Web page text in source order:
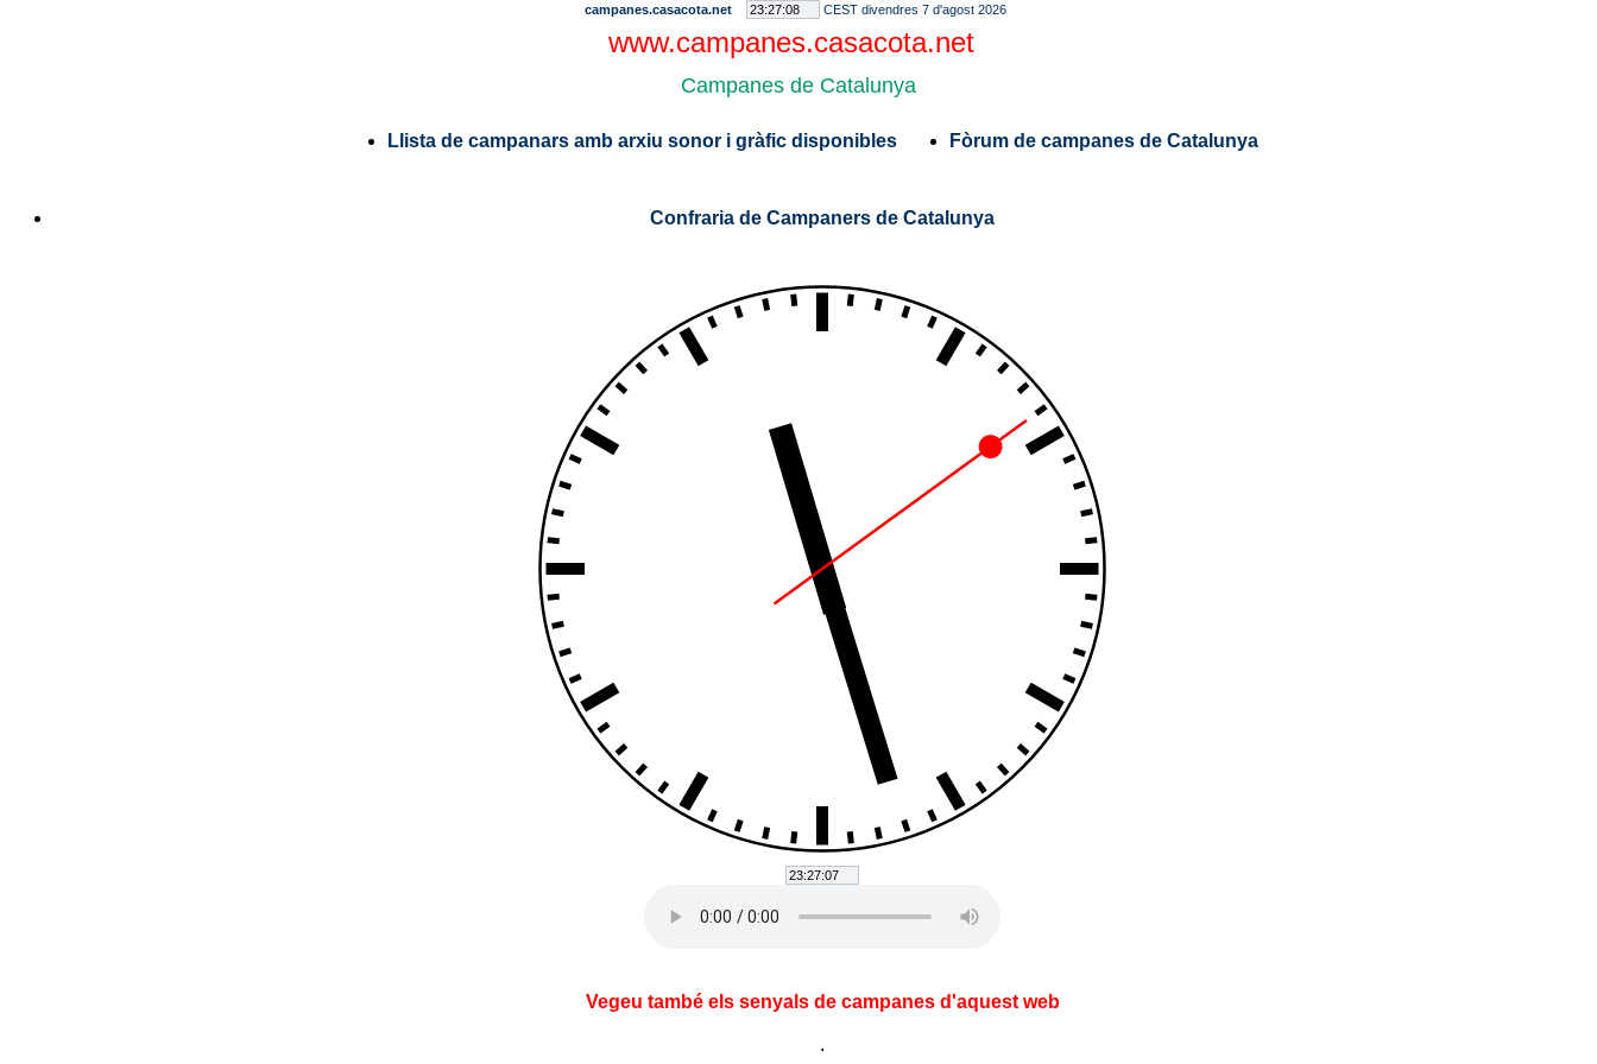
campanes.casacota.net CEST divendres 7 d'agost 2026
www.campanes.casacota.net
Campanes de Catalunya
Llista de campanars amb arxiu sonor i gràfic disponibles Fòrum de campanes de Catalunya
Confraria de Campaners de Catalunya
Vegeu també els senyals de campanes d'aquest web
.